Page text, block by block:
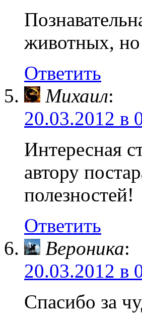
животных, но
Ответить
Михаил:
20.03.2012 в
Интересная
автору
полезностей!
Ответить
Вероника:
20.03.2012 в
Спасибо за